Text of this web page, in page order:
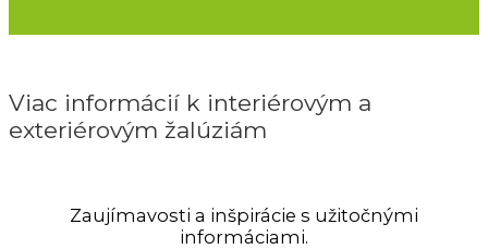
Viac informácií k interiérovým a
exteriérovým žalúziám
Zaujímavosti a inšpirácie s užitočnými
informáciami.